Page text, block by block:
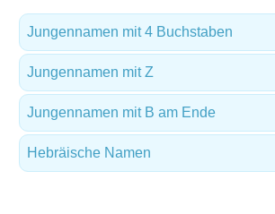
Jungennamen mit 4 Buchstaben
Jungennamen mit Z
Jungennamen mit B am Ende
Hebräische Namen